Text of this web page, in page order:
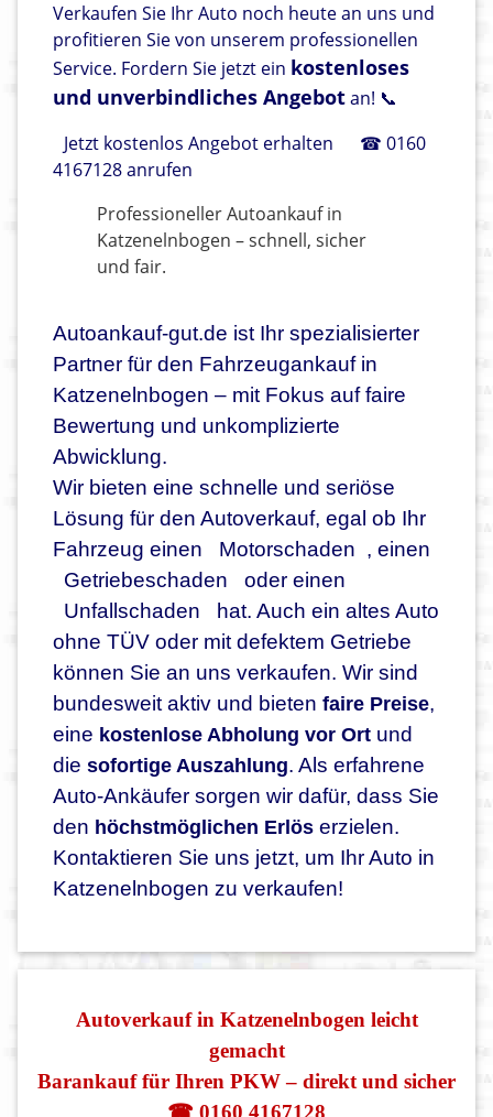
Verkaufen Sie Ihr Auto noch heute an uns und
profitieren Sie von unserem professionellen
Service. Fordern Sie jetzt ein kostenloses
und unverbindliches Angebotan! 📞
Jetzt kostenlos Angebot erhalten
☎ 0160
4167128 anrufen
Professioneller Autoankauf in
Katzenelnbogen – schnell, sicher
und fair.
Autoankauf-gut.de ist Ihr spezialisierter
Partner für den Fahrzeugankauf in
Katzenelnbogen – mit Fokus auf faire
Bewertung und unkomplizierte
Abwicklung.
Wir bieten eine schnelle und seriöse
Lösung für den Autoverkauf, egal ob Ihr
Fahrzeug einen
Motorschaden , einen
Getriebeschaden
oder einen
Unfallschaden
hat. Auch ein altes Auto
ohne TÜV oder mit defektem Getriebe
können Sie an uns verkaufen. Wir sind
bundesweit aktiv und bieten faire Preise,
eine kostenlose Abholung vor Ort und
die sofortige Auszahlung. Als erfahrene
Auto-Ankäufer sorgen wir dafür, dass Sie
den höchstmöglichen Erlös erzielen.
Kontaktieren Sie uns jetzt, um Ihr Auto in
Katzenelnbogen zu verkaufen!
Autoverkauf in Katzenelnbogen leicht
gemacht
Barankauf für Ihren PKW – direkt und sicher
☎ 0160 4167128